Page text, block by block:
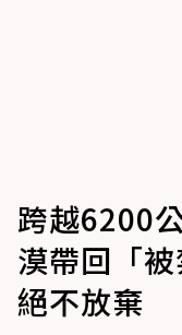
跨越6200
漠帶回「
絕不放棄